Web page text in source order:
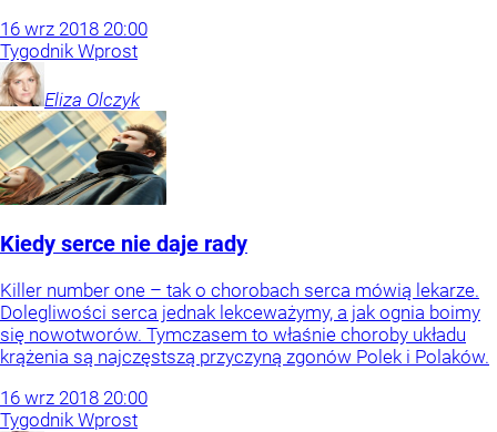
16 wrz 2018 20:00
Tygodnik Wprost
Eliza Olczyk
Kiedy serce nie daje rady
Killer number one – tak o chorobach serca mówią lekarze.
Dolegliwości serca jednak lekceważymy, a jak ognia boimy
się nowotworów. Tymczasem to właśnie choroby układu
krążenia są najczęstszą przyczyną zgonów Polek i Polaków.
16 wrz 2018 20:00
Tygodnik Wprost